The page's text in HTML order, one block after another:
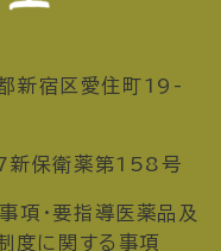
宿区愛住町19-
新保衛薬第158号
項・要指導医薬品及
度に関する事項